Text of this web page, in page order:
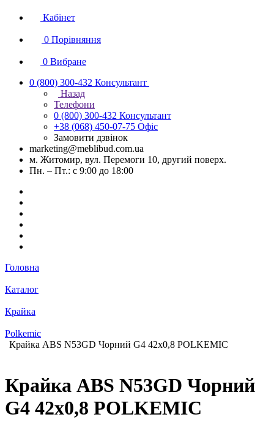
Кабінет
0 Порівняння
0 Вибране
0 (800) 300-432 Консультант
Назад
Телефони
0 (800) 300-432 Консультант
+38 (068) 450-07-75 Офіс
Замовити дзвінок
marketing@meblibud.com.ua
м. Житомир, вул. Перемоги 10, другий поверх.
Пн. – Пт.: с 9:00 до 18:00
Головна
Каталог
Крайка
Polkemic
Крайка ABS N53GD Чорний G4 42х0,8 POLKEMIC
Крайка ABS N53GD Чорний
G4 42х0,8 POLKEMIC